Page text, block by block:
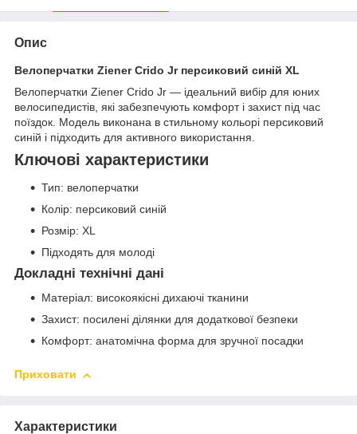
Опис
Велоперчатки Ziener Crido Jr персиковий синій XL
Велоперчатки Ziener Crido Jr — ідеальний вибір для юних
велосипедистів, які забезпечують комфорт і захист під час
поїздок. Модель виконана в стильному кольорі персиковий
синій і підходить для активного використання.
Ключові характеристики
Тип: велоперчатки
Колір: персиковий синій
Розмір: XL
Підходять для молоді
Докладні технічні дані
Матеріал: високоякісні дихаючі тканини
Захист: посилені ділянки для додаткової безпеки
Комфорт: анатомічна форма для зручної посадки
Приховати
Характеристики